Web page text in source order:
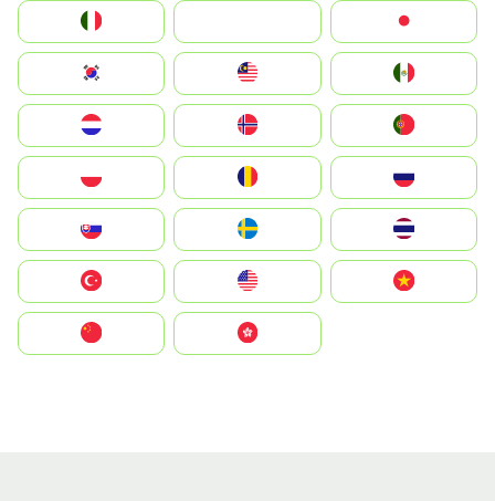
South Korea
United States
中國香港特別行政區